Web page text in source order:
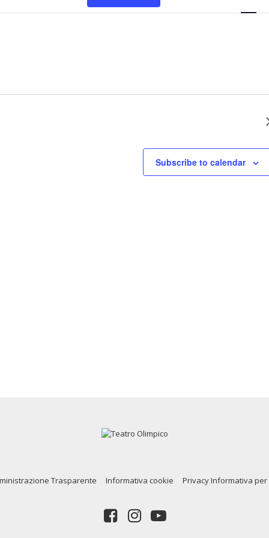
Views
Subscribe to calendar
Trasparente Informativa cookie Privacy Informativa